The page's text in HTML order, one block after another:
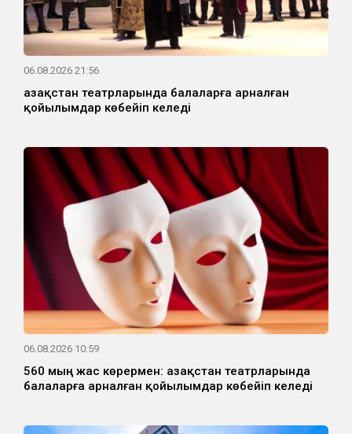
06.08.2026 21:56
Қазақстан театрларында балаларға арналған
қойылымдар көбейіп келеді
06.08.2026 10:59
560 мың жас көрермен: Қазақстан театрларында
балаларға арналған қойылымдар көбейіп келеді